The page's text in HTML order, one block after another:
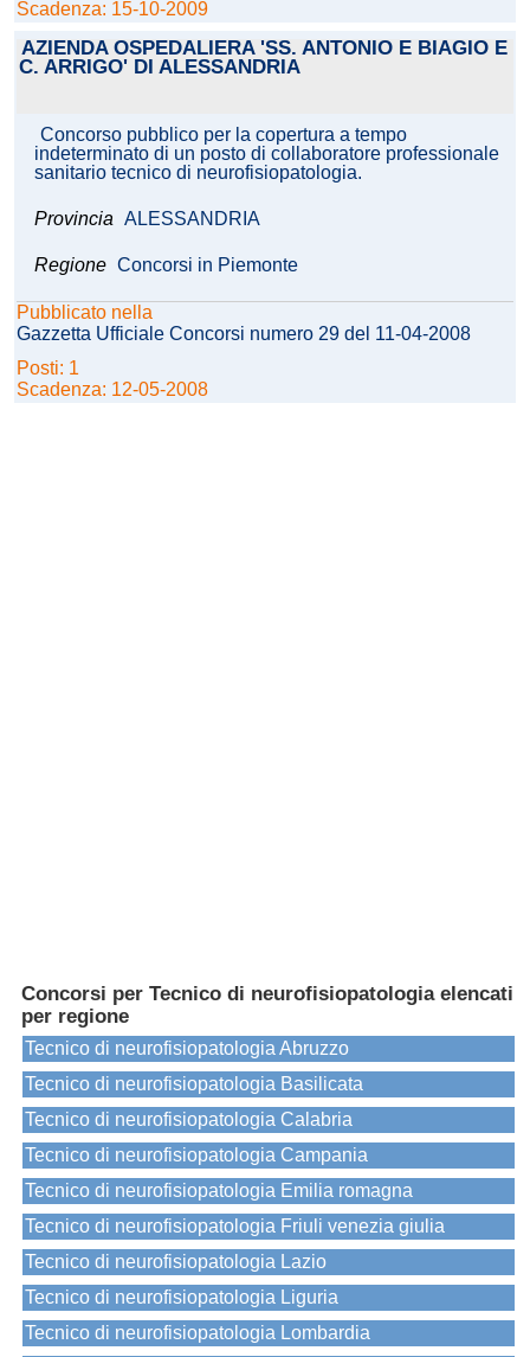
Scadenza: 15-10-2009
AZIENDA OSPEDALIERA 'SS. ANTONIO E BIAGIO E
C. ARRIGO' DI ALESSANDRIA
Concorso pubblico per la copertura a tempo
indeterminato di un posto di collaboratore professionale
sanitario tecnico di neurofisiopatologia.
Provincia ALESSANDRIA
Regione Concorsi in Piemonte
Pubblicato nella
Gazzetta Ufficiale Concorsi numero 29 del 11-04-2008
Posti: 1
Scadenza: 12-05-2008
Concorsi per Tecnico di neurofisiopatologia elencati
per regione
Tecnico di neurofisiopatologia Abruzzo
Tecnico di neurofisiopatologia Basilicata
Tecnico di neurofisiopatologia Calabria
Tecnico di neurofisiopatologia Campania
Tecnico di neurofisiopatologia Emilia romagna
Tecnico di neurofisiopatologia Friuli venezia giulia
Tecnico di neurofisiopatologia Lazio
Tecnico di neurofisiopatologia Liguria
Tecnico di neurofisiopatologia Lombardia